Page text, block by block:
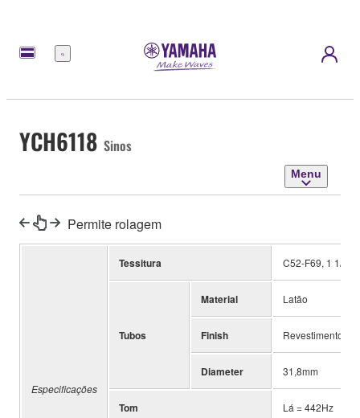
Menu
YCH6118 Sinos
Menu
Permite rolagem
Especificações
Tessitura C52-F69, 1 1/2
Tubos
Material Latão
Finish Revestimento
Diameter 31,8mm
Tom Lá = 442Hz